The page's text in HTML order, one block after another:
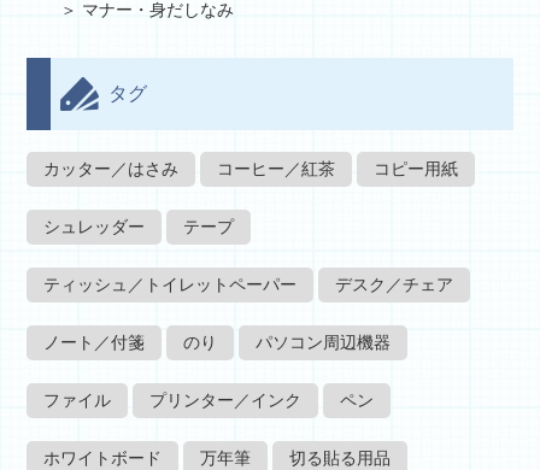
マナー・身だしなみ
タグ
カッター／はさみ コーヒー／紅茶 コピー用紙
シュレッダー テープ
ティッシュ／トイレットペーパー デスク／チェア
ノート／付箋 のり パソコン周辺機器
ファイル プリンター／インク ペン
ホワイトボード 万年筆 切る貼る用品